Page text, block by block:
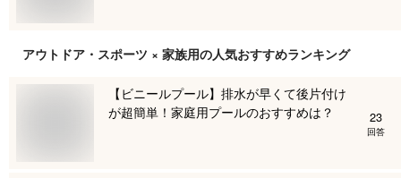
アウトドア・スポーツ × 家族用の人気おすすめランキング
【ビニールプール】排水が早くて後片付け
が超簡単！家庭用プールのおすすめは？
23
回答